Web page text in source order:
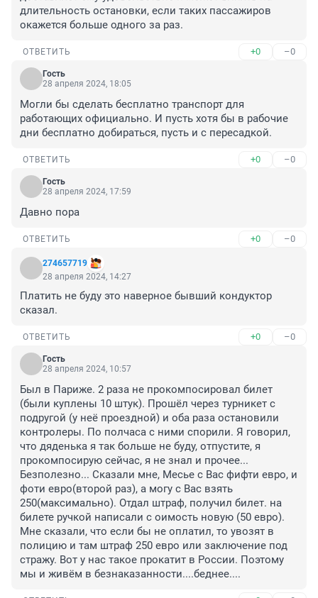
длительность остановки, если таких пассажиров
окажется больше одного за раз.
ОТВЕТИТЬ +0 –0
Гость
28 апреля 2024, 18:05
Могли бы сделать бесплатно транспорт для
работающих официально. И пусть хотя бы в рабочие
дни бесплатно добираться, пусть и с пересадкой.
ОТВЕТИТЬ +0 –0
Гость
28 апреля 2024, 17:59
Давно пора
ОТВЕТИТЬ +0 –0
274657719
28 апреля 2024, 14:27
Платить не буду это наверное бывший кондуктор
сказал.
ОТВЕТИТЬ +0 –0
Гость
28 апреля 2024, 10:57
Был в Париже. 2 раза не прокомпосировал билет
(были куплены 10 штук). Прошёл через турникет с
подругой (у неё проездной) и оба раза остановили
контролеры. По полчаса с ними спорили. Я говорил,
что дяденька я так больше не буду, отпустите, я
прокомпосирую сейчас, я не знал и прочее...
Безполезно... Сказали мне, Месье с Вас фифти евро, и
фоти евро(второй раз), а могу с Вас взять
250(максимально). Отдал штраф, получил билет. на
билете ручкой написали с оимость новую (50 евро).
Мне сказали, что если бы не оплатил, то увозят в
полицию и там штраф 250 евро или заключение под
стражу. Вот у нас такое прокатит в России. Поэтому
мы и живём в безнаказанности....беднее....